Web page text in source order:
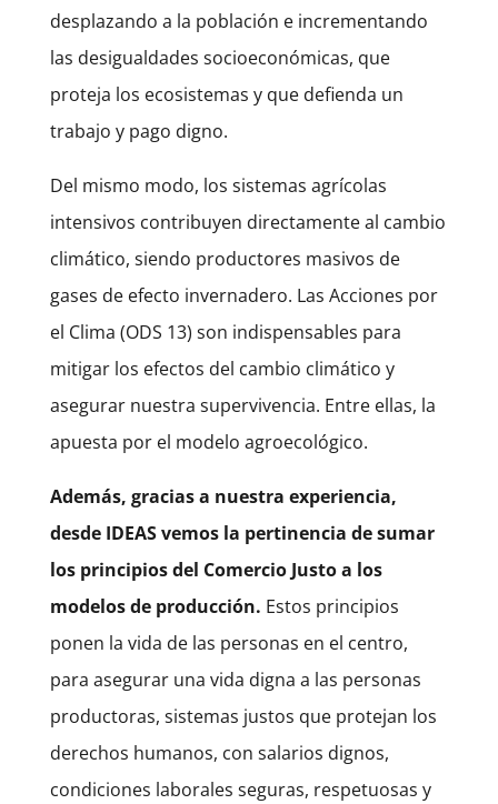
desplazando a la población e incrementando
las desigualdades socioeconómicas, que
proteja los ecosistemas y que defienda un
trabajo y pago digno.
Del mismo modo, los sistemas agrícolas
intensivos contribuyen directamente al cambio
climático, siendo productores masivos de
gases de efecto invernadero. Las Acciones por
el Clima (ODS 13) son indispensables para
mitigar los efectos del cambio climático y
asegurar nuestra supervivencia. Entre ellas, la
apuesta por el modelo agroecológico.
Además, gracias a nuestra experiencia,
desde IDEAS vemos la pertinencia de sumar
los principios del Comercio Justo a los
modelos de producción. Estos principios
ponen la vida de las personas en el centro,
para asegurar una vida digna a las personas
productoras, sistemas justos que protejan los
derechos humanos, con salarios dignos,
condiciones laborales seguras, respetuosas y